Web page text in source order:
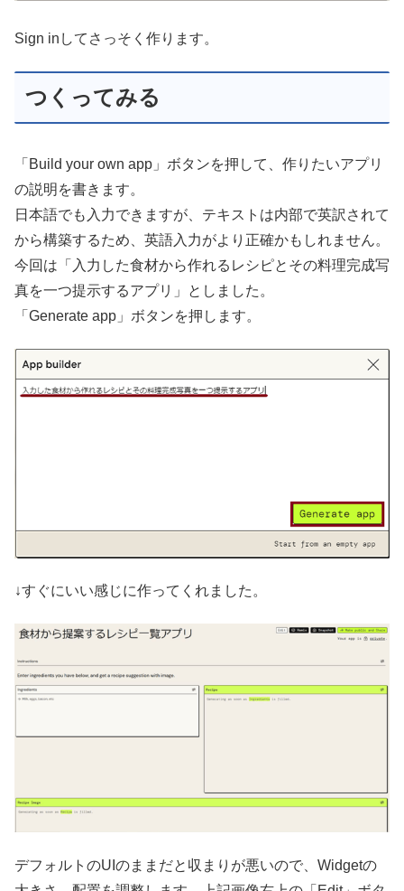
Sign inしてさっそく作ります。
つくってみる
「Build your own app」ボタンを押して、作りたいアプリ
の説明を書きます。
日本語でも入力できますが、テキストは内部で英訳されて
から構築するため、英語入力がより正確かもしれません。
今回は「入力した食材から作れるレシピとその料理完成写
真を一つ提示するアプリ」としました。
「Generate app」ボタンを押します。
↓すぐにいい感じに作ってくれました。
デフォルトのUIのままだと収まりが悪いので、Widgetの